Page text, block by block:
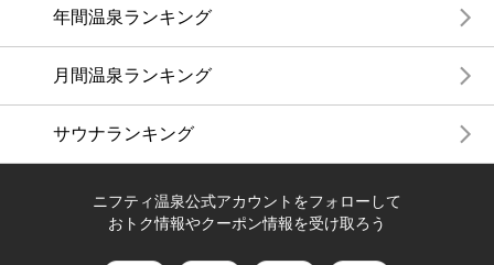
年間温泉ランキング
月間温泉ランキング
サウナランキング
ニフティ温泉公式アカウントをフォローして
おトク情報やクーポン情報を受け取ろう